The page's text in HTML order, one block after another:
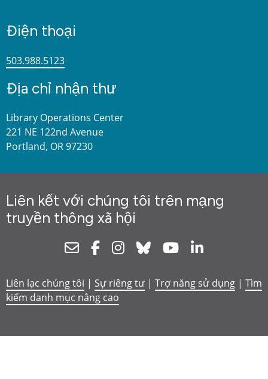
Điện thoại
503.988.5123
Địa chỉ nhận thư
Library Operations Center
221 NE 122nd Avenue
Portland, OR 97230
Liên kết với chúng tôi trên mạng
truyền thông xã hội
NewsletterFacebookInstagram
Bluesky Youtube
Liên lạc chúng tôi | Sự riêng tư | Trợ năng sử dụng | Tìm
kiếm danh mục nâng cao